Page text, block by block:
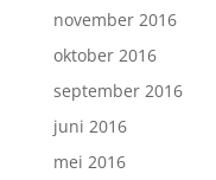
november 2016
oktober 2016
september 2016
juni 2016
mei 2016